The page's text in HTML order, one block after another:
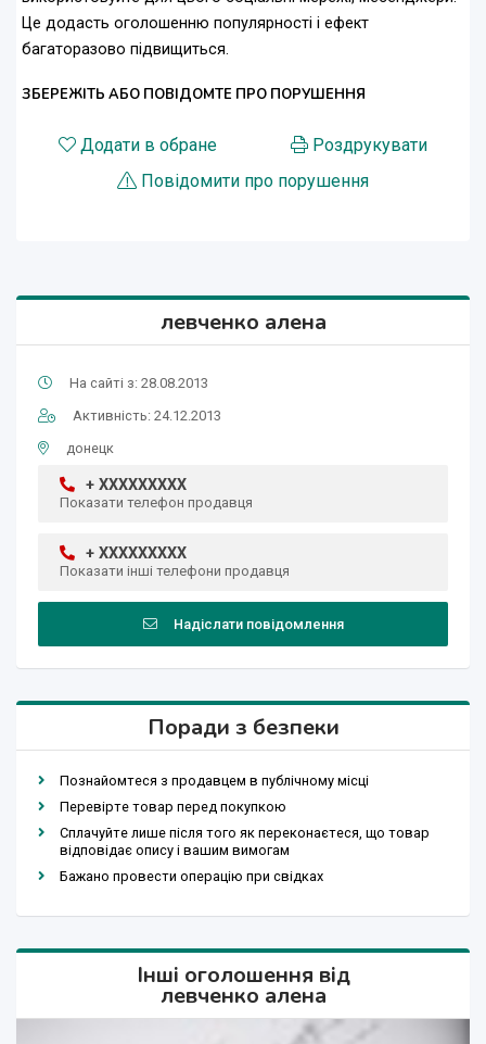
Це додасть оголошенню популярності і ефект
багаторазово підвищиться.
ЗБЕРЕЖІТЬ АБО ПОВІДОМТЕ ПРО ПОРУШЕННЯ
Додати в обране
Роздрукувати
Повідомити про порушення
левченко алена
На сайті з: 28.08.2013
Активність: 24.12.2013
донецк
+ XXXXXXXXX
Показати телефон продавця
+ XXXXXXXXX
Показати інші телефони продавця
Надіслати повідомлення
Поради з безпеки
Познайомтеся з продавцем в публічному місці
Перевірте товар перед покупкою
Сплачуйте лише після того як переконаєтеся, що товар
відповідає опису і вашим вимогам
Бажано провести операцію при свідках
Інші оголошення від
левченко алена